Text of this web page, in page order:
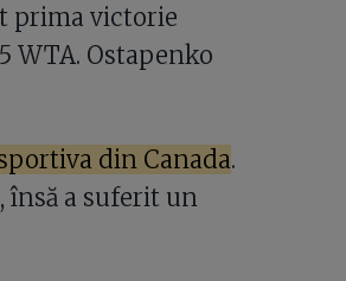
prima victorie
WTA. Ostapenko
din Canada.
însă a suferit un